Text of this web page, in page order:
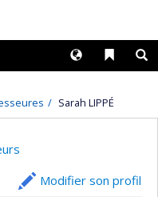
Liens
Langues
Sarah LIPPÉ
Modifier son profil